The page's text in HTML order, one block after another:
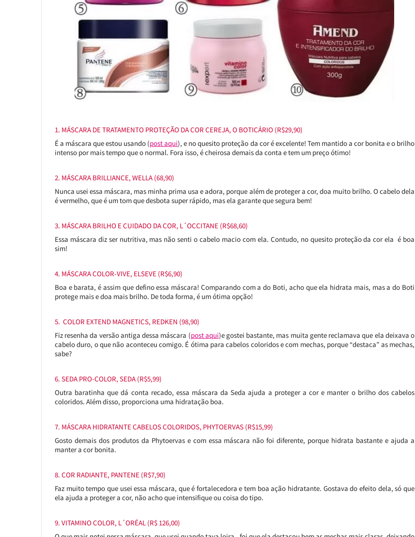
1. MÁSCARA DE TRATAMENTO PROTEÇÃO DA COR CEREJA, O BOTICÁRIO (R$29,90)
É a máscara que estou usando (post aqui), e no quesito proteção da cor é excelente! Tem mantido a cor bonita e o brilho
intenso por mais tempo que o normal. Fora isso, é cheirosa demais da conta e tem um preço ótimo!
2. MÁSCARA BRILLIANCE, WELLA (68,90)
Nunca usei essa máscara, mas minha prima usa e adora, porque além de proteger a cor, doa muito brilho. O cabelo dela
é vermelho, que é um tom que desbota super rápido, mas ela garante que segura bem!
3. MÁSCARA BRILHO E CUIDADO DA COR, L´OCCITANE (R$68,60)
Essa máscara diz ser nutritiva, mas não senti o cabelo macio com ela. Contudo, no quesito proteção da cor ela é boa
sim!
4. MÁSCARA COLOR-VIVE, ELSEVE (R$6,90)
Boa e barata, é assim que defino essa máscara! Comparando com a do Boti, acho que ela hidrata mais, mas a do Boti
protege mais e doa mais brilho. De toda forma, é um ótima opção!
5. COLOR EXTEND MAGNETICS, REDKEN (98,90)
Fiz resenha da versão antiga dessa máscara (post aqui)e gostei bastante, mas muita gente reclamava que ela deixava o
cabelo duro, o que não aconteceu comigo. É ótima para cabelos coloridos e com mechas, porque “destaca” as mechas,
sabe?
6. SEDA PRO-COLOR, SEDA (R$5,99)
Outra baratinha que dá conta recado, essa máscara da Seda ajuda a proteger a cor e manter o brilho dos cabelos
coloridos. Além disso, proporciona uma hidratação boa.
7. MÁSCARA HIDRATANTE CABELOS COLORIDOS, PHYTOERVAS (R$15,99)
Gosto demais dos produtos da Phytoervas e com essa máscara não foi diferente, porque hidrata bastante e ajuda a
manter a cor bonita.
8. COR RADIANTE, PANTENE (R$7,90)
Faz muito tempo que usei essa máscara, que é fortalecedora e tem boa ação hidratante. Gostava do efeito dela, só que
ela ajuda a proteger a cor, não acho que intensifique ou coisa do tipo.
9. VITAMINO COLOR, L´ORÉAL (R$ 126,00)